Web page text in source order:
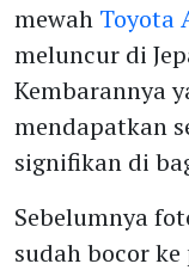
mewah Toyota
meluncur di
Kembarannya
mendapatkan
signifikan di
Sebelumnya
sudah bocor